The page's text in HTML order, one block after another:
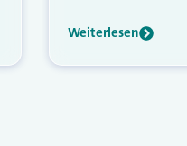
Weiterlesen